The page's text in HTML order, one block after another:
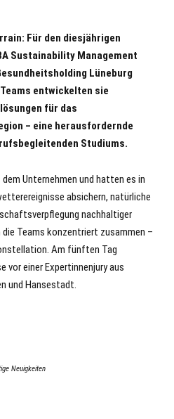
Für den diesjährigen
Sustainability Management
Lüneburg
entwickelten sie
für das
– eine herausfordernde
Studiums.
Unternehmen und hatten es in
absichern, natürliche
nachhaltiger
Teams konzentriert zusammen –
Am fünften Tag
vor einer Expertinnenjury aus
und Hansestadt.
Neuigkeiten